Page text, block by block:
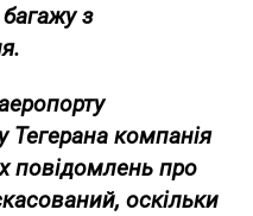
з
Тегерана компанія
повідомлень про
оскільки